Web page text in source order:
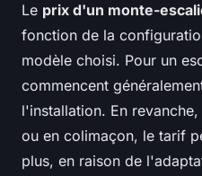
Le prix d'un monte-
fonction de la
modèle choisi. Pour un
commencent
l'installation. En
ou en colimaçon, le tarif
plus, en raison de